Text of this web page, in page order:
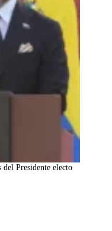
del Presidente electo